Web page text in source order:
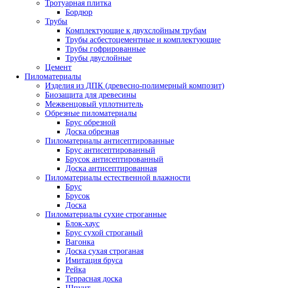
Тротуарная плитка
Бордюр
Трубы
Комплектующие к двухслойным трубам
Трубы асбестоцементные и комплектующие
Трубы гофрированные
Трубы двуслойные
Цемент
Пиломатериалы
Изделия из ДПК (древесно-полимерный композит)
Биозащита для древесины
Межвенцовый уплотнитель
Обрезные пиломатериалы
Брус обрезной
Доска обрезная
Пиломатериалы антисептированные
Брус антисептированный
Брусок антисептированный
Доска антисептированная
Пиломатериалы естественной влажности
Брус
Брусок
Доска
Пиломатериалы сухие строганные
Блок-хаус
Брус сухой строганый
Вагонка
Доска сухая строганая
Имитация бруса
Рейка
Террасная доска